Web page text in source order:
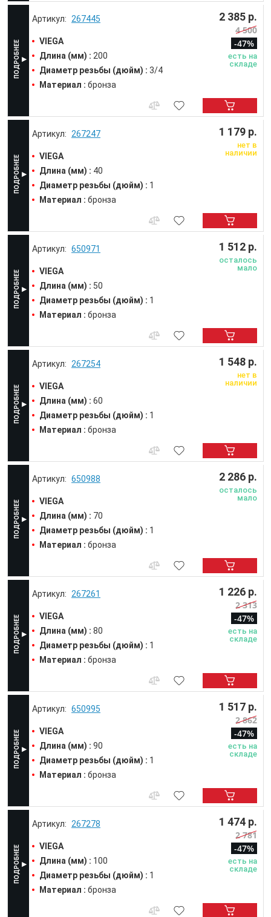
267445
VIEGA
Длина (мм) : 200
Диаметр резьбы (дюйм) : 3/4
Материал : бронза
2 385 р.
4 500
-47%
есть на
складе
267247
VIEGA
Длина (мм) : 40
Диаметр резьбы (дюйм) : 1
Материал : бронза
1 179 р.
нет в
наличии
650971
VIEGA
Длина (мм) : 50
Диаметр резьбы (дюйм) : 1
Материал : бронза
1 512 р.
осталось
мало
267254
VIEGA
Длина (мм) : 60
Диаметр резьбы (дюйм) : 1
Материал : бронза
1 548 р.
нет в
наличии
650988
VIEGA
Длина (мм) : 70
Диаметр резьбы (дюйм) : 1
Материал : бронза
2 286 р.
осталось
мало
267261
VIEGA
Длина (мм) : 80
Диаметр резьбы (дюйм) : 1
Материал : бронза
1 226 р.
2 313
-47%
есть на
складе
650995
VIEGA
Длина (мм) : 90
Диаметр резьбы (дюйм) : 1
Материал : бронза
1 517 р.
2 862
-47%
есть на
складе
267278
VIEGA
Длина (мм) : 100
Диаметр резьбы (дюйм) : 1
Материал : бронза
1 474 р.
2 781
-47%
есть на
складе